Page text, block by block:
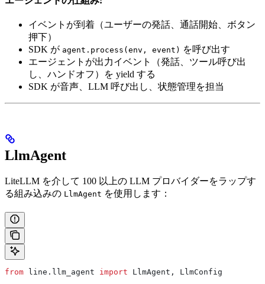
イベントが到着（ユーザーの発話、通話開始、ボタン
押下）
SDK が agent.process(env, event) を呼び出す
エージェントが出力イベント（発話、ツール呼び出
し、ハンドオフ）を yield する
SDK が音声、LLM 呼び出し、状態管理を担当
LlmAgent
LiteLLM を介して 100 以上の LLM プロバイダーをラップす
る組み込みの LlmAgent を使用します：
from line.llm_agent import LlmAgent, LlmConfig